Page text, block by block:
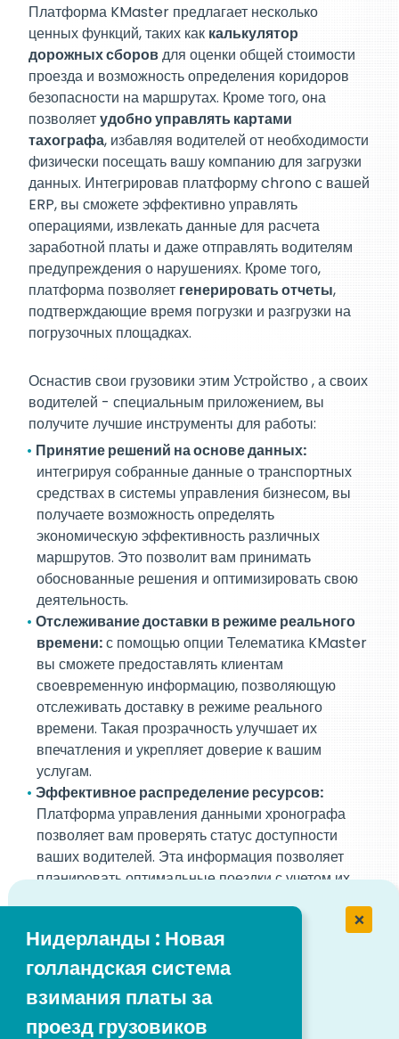
Нидерланды : Новая
голландская система
взимания платы за
проезд грузовиков
Платформа KMaster предлагает несколько
ценных функций, таких как калькулятор
дорожных сборовдля оценки общей стоимости
проезда и возможность определения коридоров
безопасности на маршрутах. Кроме того, она
позволяетудобно управлять картами
тахографа, избавляя водителей от необходимости
физически посещать вашу компанию для загрузки
данных. Интегрировав платформу chrono с вашей
ERP, вы сможете эффективно управлять
операциями, извлекать данные для расчета
заработной платы и даже отправлять водителям
предупреждения о нарушениях. Кроме того,
платформа позволяет генерировать отчеты,
подтверждающие время погрузки и разгрузки на
погрузочных площадках.
Оснастив свои грузовики этим Устройство , а своих
водителей - специальным приложением, вы
получите лучшие инструменты для работы:
Принятие решений на основе данных:
интегрируя собранные данные о транспортных
средствах в системы управления бизнесом, вы
получаете возможность определять
экономическую эффективность различных
маршрутов. Это позволит вам принимать
обоснованные решения и оптимизировать свою
деятельность.
Отслеживание доставки в режиме реального
времени:с помощью опции Телематика KMaster
вы сможете предоставлять клиентам
своевременную информацию, позволяющую
отслеживать доставку в режиме реального
времени. Такая прозрачность улучшает их
впечатления и укрепляет доверие к вашим
услугам.
Эффективное распределение ресурсов:
Платформа управления данными хронографа
позволяет вам проверять статус доступности
ваших водителей. Эта информация позволяет
планировать оптимальные поездки с учетом их
оптимизируя распределение ресурсов и
обеспечивая эффективность работы.
Климатический подход:Эти технологии не
только обеспечивают конкурентное
преимущество, но и способствуют борьбе с
изменением климата. Оценивая экономию